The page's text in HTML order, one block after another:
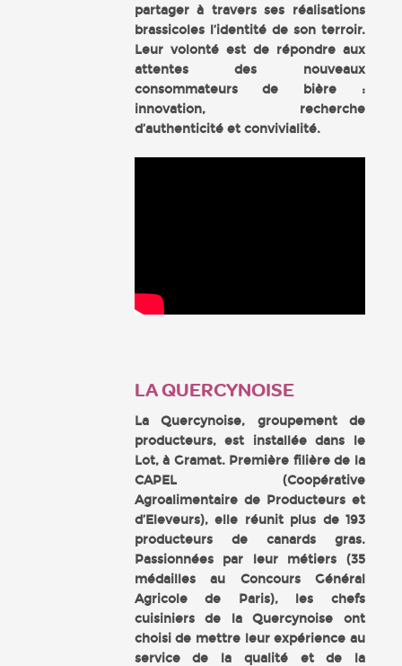
partager à travers ses réalisations
brassicoles l’identité de son terroir.
Leur volonté est de répondre aux
attentes des nouveaux
consommateurs de bière :
innovation, recherche
d’authenticité et convivialité.
LA QUERCYNOISE
La Quercynoise, groupement de
producteurs, est installée dans le
Lot, à Gramat. Première filière de la
CAPEL (Coopérative
Agroalimentaire de Producteurs et
d’Eleveurs), elle réunit plus de 193
producteurs de canards gras.
Passionnées par leur métiers (35
médailles au Concours Général
Agricole de Paris), les chefs
cuisiniers de la Quercynoise ont
choisi de mettre leur expérience au
service de la qualité et de la